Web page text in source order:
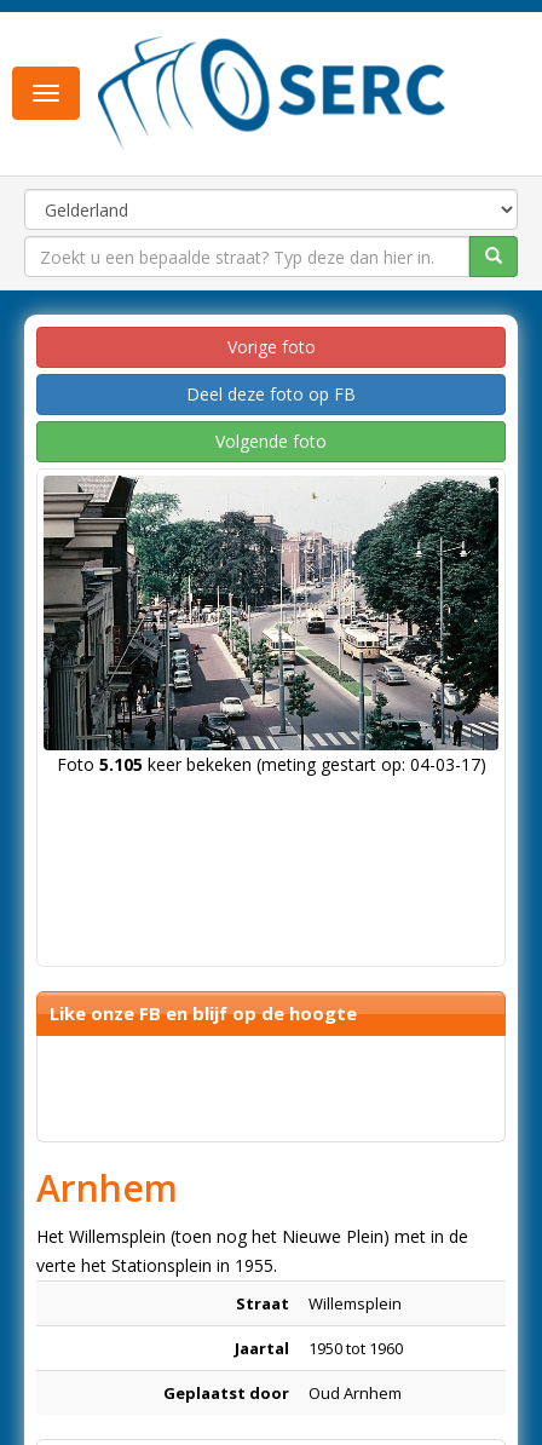
Toggle
navigation
Vorige foto
Deel deze foto op FB
Volgende foto
Foto 5.105keer bekeken (meting gestart op: 04-03-17)
Like onze FB en blijf op de hoogte
Arnhem
Het Willemsplein (toen nog het Nieuwe Plein) met in de
verte het Stationsplein in 1955.
Straat Willemsplein
Jaartal 1950 tot 1960
Geplaatst door Oud Arnhem